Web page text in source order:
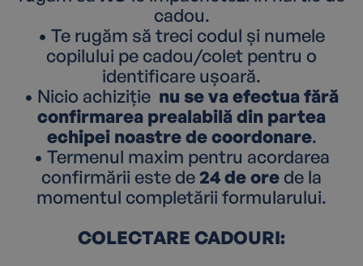
cadou.
• Te rugăm să treci codul și numele
copilului pe cadou/colet pentru o
identificare ușoară.
• Nicio achiziție nu se va efectua fără
confirmarea prealabilă din partea
echipei noastre de coordonare.
• Termenul maxim pentru acordarea
confirmării este de24 de orede la
momentul completării formularului.
COLECTARE CADOURI: